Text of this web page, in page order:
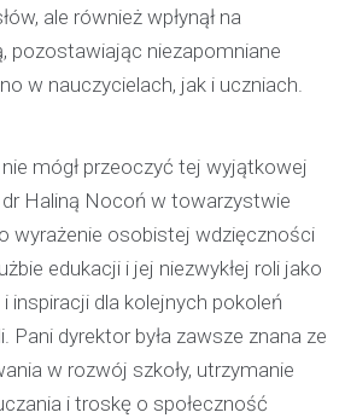
ale również wpłynął na
pozostawiając niezapomniane
w nauczycielach, jak i uczniach.
mógł przeoczyć tej wyjątkowej
dr Haliną Nocoń w towarzystwie
wyrażenie osobistej wdzięczności
edukacji i jej niezwykłej roli jako
inspiracji dla kolejnych pokoleń
Pani dyrektor była zawsze znana ze
w rozwój szkoły, utrzymanie
i troskę o społeczność